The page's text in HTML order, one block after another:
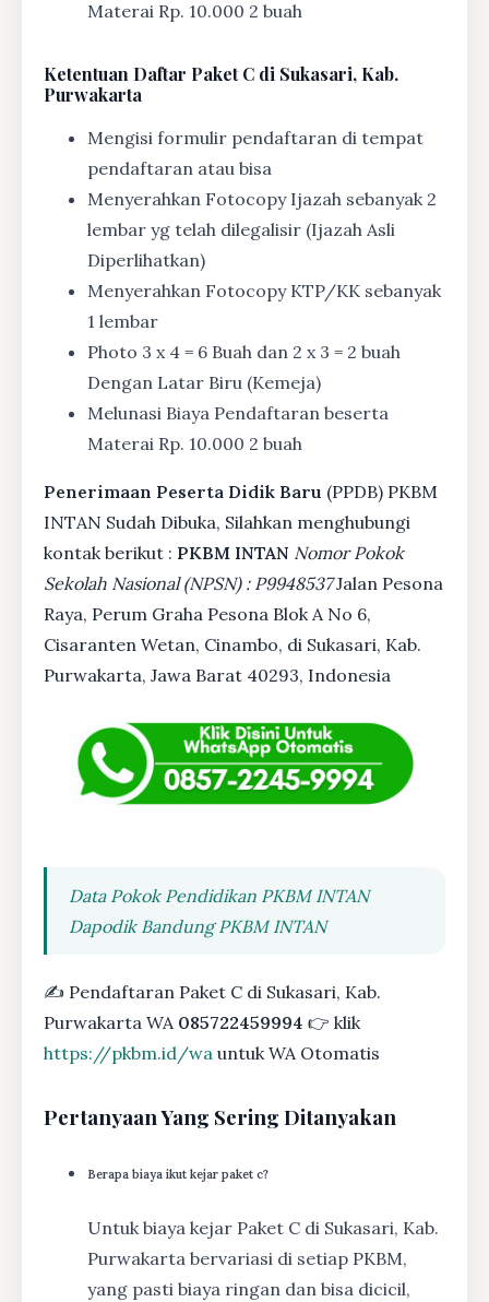
Materai Rp. 10.000 2 buah
Ketentuan Daftar Paket C di Sukasari, Kab.
Purwakarta
Mengisi formulir pendaftaran di tempat
pendaftaran atau bisa
Menyerahkan Fotocopy Ijazah sebanyak 2
lembar yg telah dilegalisir (Ijazah Asli
Diperlihatkan)
Menyerahkan Fotocopy KTP/KK sebanyak
1 lembar
Photo 3 x 4 = 6 Buah dan 2 x 3 = 2 buah
Dengan Latar Biru (Kemeja)
Melunasi Biaya Pendaftaran beserta
Materai Rp. 10.000 2 buah
Penerimaan Peserta Didik Baru (PPDB) PKBM
INTAN Sudah Dibuka, Silahkan menghubungi
kontak berikut : PKBM INTAN Nomor Pokok
Sekolah Nasional (NPSN) : P9948537Jalan Pesona
Raya, Perum Graha Pesona Blok A No 6,
Cisaranten Wetan, Cinambo, di Sukasari, Kab.
Purwakarta, Jawa Barat 40293, Indonesia
Data Pokok Pendidikan PKBM INTAN
Dapodik Bandung PKBM INTAN
✍ Pendaftaran Paket C di Sukasari, Kab.
Purwakarta WA 085722459994 👉 klik
https://pkbm.id/wa untuk WA Otomatis
Pertanyaan Yang Sering Ditanyakan
Berapa biaya ikut kejar paket c?
Untuk biaya kejar Paket C di Sukasari, Kab.
Purwakarta bervariasi di setiap PKBM,
yang pasti biaya ringan dan bisa dicicil,